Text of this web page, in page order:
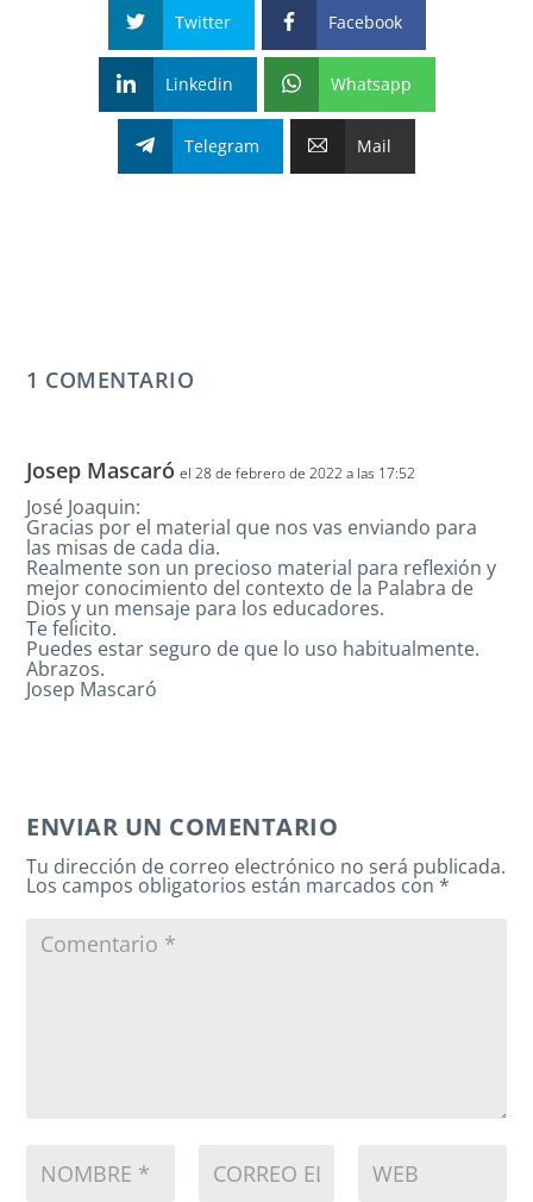
Twitter Facebook
Linkedin Whatsapp
Telegram Mail
1 COMENTARIO
Josep Mascaró el 28 de febrero de 2022 a las 17:52
José Joaquin:
Gracias por el material que nos vas enviando para
las misas de cada dia.
Realmente son un precioso material para reflexión y
mejor conocimiento del contexto de la Palabra de
Dios y un mensaje para los educadores.
Te felicito.
Puedes estar seguro de que lo uso habitualmente.
Abrazos.
Josep Mascaró
ENVIAR UN COMENTARIO
Tu dirección de correo electrónico no será publicada.
Los campos obligatorios están marcados con*